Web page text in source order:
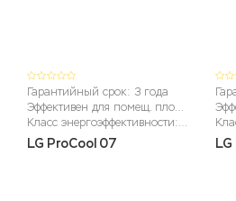
Гарантийный срок: 3 года
Эффективен для помещ. площадью до (м2): до 22м2
Класс энергоэффективности: A
LG ProCool 07